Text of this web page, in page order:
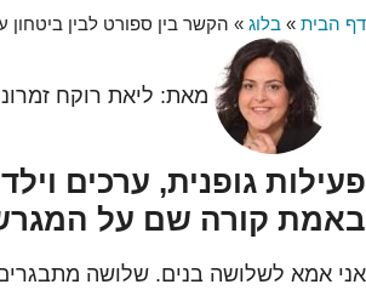
דף הבית » בלוג » הקשר בין ספורט לבין ביטחון
מאת: ליאת רוקח
פעילות גופנית, ערכים
באמת קורה שם על
אני אמא לשלושה בנים. שלושה